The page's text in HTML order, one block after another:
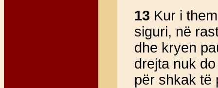
13 Kur i
siguri, në
dhe kryen
drejta nuk
për shkak të